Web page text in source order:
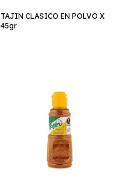
TAJIN CLASICO EN POLVO X
45gr